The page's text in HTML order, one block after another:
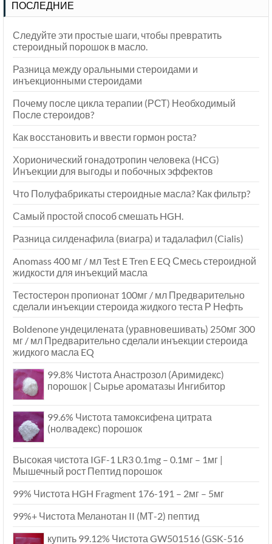
ПОСЛЕДНИЕ
Следуйте эти простые шаги, чтобы превратить
стероидный порошок в масло.
Разница между оральными стероидами и
инъекционными стероидами
Почему после цикла терапии (РСТ) Необходимый
После стероидов?
Как восстановить и ввести гормон роста?
Хорионический гонадотропин человека (HCG)
Инъекции для выгоды и побочных эффектов
Что Полуфабрикаты стероидные масла? Как фильтр?
Самый простой способ смешать HGH.
Разница силденафила (виагра) и тадалафил (Cialis)
Anomass 400 мг / мл Test E Tren E EQ Смесь стероидной
жидкости для инъекций масла
Тестостерон пропионат 100мг / мл Предварительно
сделали инъекции стероида жидкого теста Р Нефть
Boldenone ундецилената (уравновешивать) 250мг 300
мг / мл Предварительно сделали инъекции стероида
жидкого масла EQ
99.8% Чистота Анастрозол (Аримидекс)
порошок | Сырье ароматазы Ингибитор
99.6% Чистота тамоксифена цитрата
(нолвадекс) порошок
Высокая чистота IGF-1 LR3 0.1mg – 0.1мг – 1мг |
Мышечный рост Пептид порошок
99% Чистота HGH Fragment 176-191 – 2мг – 5мг
99%+ Чистота Меланотан II (МТ-2) пептид
купить 99.12% Чистота GW501516 (GSK-516